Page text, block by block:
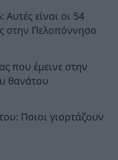
Αυτές είναι οι 54
στην Πελοπόννησο
που έμεινε στην
θανάτου
Ποιοι γιορτάζουν